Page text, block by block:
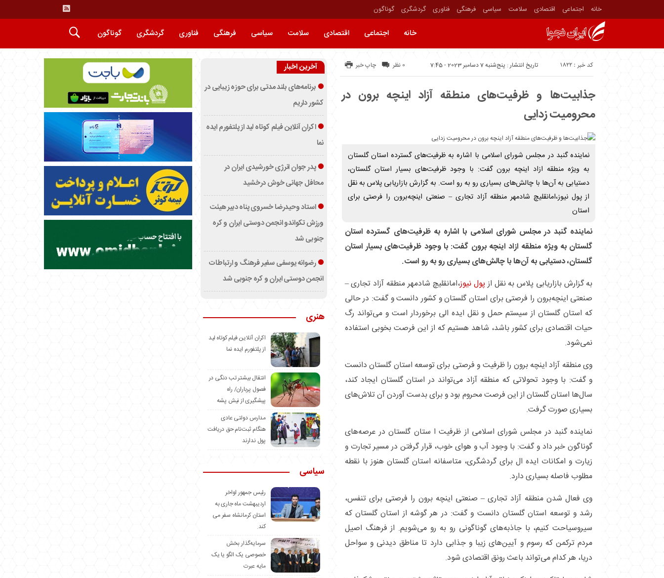
خانه اجتماعی اقتصادی سلامت سیاسی فرهنگی فناوری گردشگری گوناگون
خانه اجتماعی اقتصادی سلامت سیاسی فرهنگی فناوری گردشگری گوناگون
تاریخ انتشار : پنج‌شنبه 7 دسامبر 2023 - 7:45 کد خبر : 1822 چاپ خبر 0 نظر
جذابیت‌ها و ظرفیت‌های منطقه آزاد اینچه برون در
محرومیت زدایی
نماینده گنبد در مجلس شورای اسلامی با اشاره به ظرفیت‌های گسترده استان گلستان
به ویژه منطقه ازاد اینچه برون گفت: با وجود ظرفیت‌های بسیار استان گلستان،
دستیابی به آن‌ها با چالش‌های بسیاری رو به رو است. به گزارش بازاریابی پلاس به نقل
از پول نیوز،امانقلیچ شادمهر منطقه آزاد تجاری – صنعتی اینچه‌برون را فرصتی برای
استان
نماینده گنبد در مجلس شورای اسلامی با اشاره به ظرفیت‌های گسترده استان
گلستان به ویژه منطقه ازاد اینچه برون گفت: با وجود ظرفیت‌های بسیار استان
گلستان، دستیابی به آن‌ها با چالش‌های بسیاری رو به رو است.
به گزارش بازاریابی پلاس به نقل ازپول نیوز،امانقلیچ شادمهر منطقه آزاد تجاری –
صنعتی اینچه‌برون را فرصتی برای استان گلستان و کشور دانست و گفت: در حالی
که استان گلستان از سیستم حمل و نقل ایده الی برخوردار است و می‌تواند رگ
حیات اقتصادی برای کشور باشد، شاهد هستیم که از این فرصت بخوبی استفاده
نمی‌شود.
وی منطقه آزاد اینچه برون را ظرفیت و فرصتی برای توسعه استان گلستان دانست
و گفت: با وجود تحولاتی که منطقه آزاد می‌تواند در استان گلستان ایجاد کند،
سال‌ها استان گلستان از این فرصت محروم بود و برای بدست آوردن آن تلاش‌های
بسیاری صورت گرفت.
نماینده گنبد در مجلس شورای اسلامی از ظرفیت ا ستان گلستان در عرصه‌های
گوناگون خبر داد و گفت: با وجود آب و هوای خوب، قرار گرفتن در مسیر تجارت و
زیارت و امکانات ایده ال برای گردشگری، متاسفانه استان گلستان هنوز با نقطه
مطلوب فاصله بسیاری دارد.
وی فعال شدن منطقه آزاد تجاری – صنعتی اینچه برون را فرصتی برای تنفس،
رشد و توسعه استان گلستان دانست و گفت: در هر گوشه از استان گلستان که
سیروسیاحت کنیم، با جاذبه‌های گوناگونی رو به رو می‌شویم. از فرهنگ اصیل
مردم ترکمن که رسوم و آیین‌های زیبا و جذابی دارد تا مناطق دیدنی و سواحل
دریا، هر کدام می‌تواند باعث رونق اقتصادی شود.
آخرین اخبار
برنامه‌های بلند مدتی برای حوزه زیبایی در
کشور داریم
اکران آنلاین فیلم کوتاه لید از پلتفورم ایده
نما
پدر جوان انرژی خورشیدی ایران در
محافل جهانی خوش درخشید
استاد وحیدرضا خسروی پناه دبیر هیئت
ورزش تکواندو انجمن دوستی ایران و کره
جنوبی شد
رضوانه یوسفی سفیر فرهنگ و ارتباطات
انجمن دوستی ایران و کره جنوبی شد
هنری
اکران آنلاین فیلم کوتاه لید
از پلتفورم ایده نما
انتقال بیشتر تب دنگی در
فصول پرباران/ راه
پیشگیری از نیش پشه
مدارس دولتی عادی
هنگام ثبت‌نام حق دریافت
پول ندارند
سیاسی
رئیس جمهور اواخر
اردیبهشت ماه جاری به
استان کرمانشاه سفر می
کند.
سرمایه‌گذار بخش
خصوصی یک الگو یا یک
مایه عبرت